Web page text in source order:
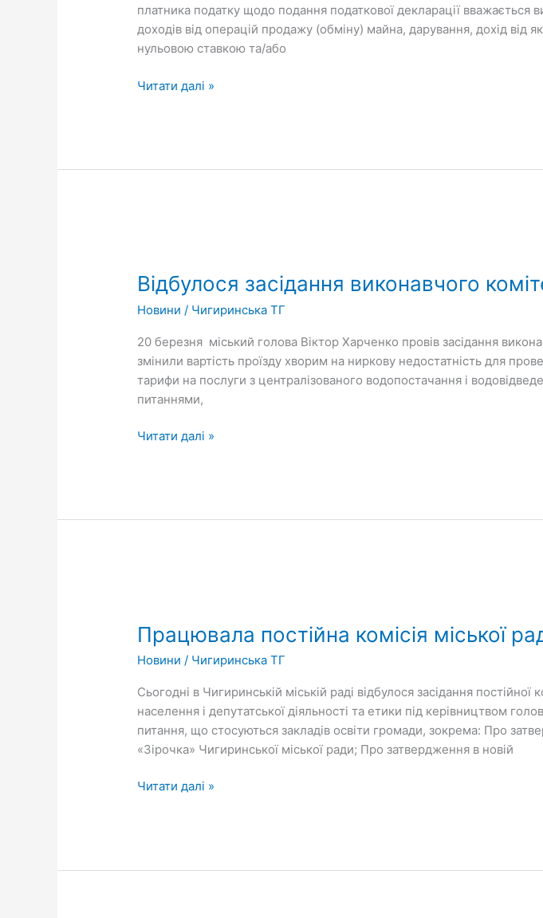
платника податку щодо подання податкової декларації вважається
доходів від операцій продажу (обміну) майна, дарування, дохід від
нульовою ставкою та/або
легкового
автомобіля?
Читати далі »
Відбулося засідання виконавчого
Новини / Чигиринська ТГ
20 березня міський голова Віктор Харченко провів засідання
змінили вартість проїзду хворим на ниркову недостатність для
тарифи на послуги з централізованого водопостачання і
питаннями,
виконавчого
комітету
міської
ради
Читати далі »
Працювала постійна комісія міської
Новини / Чигиринська ТГ
Сьогодні в Чигиринській міській раді відбулося засідання
населення і депутатської діяльності та етики під керівництвом
питання, що стосуються закладів освіти громади, зокрема: Про
«Зірочка» Чигиринської міської ради; Про затвердження в новій
комісія
міської
ради
Читати далі »